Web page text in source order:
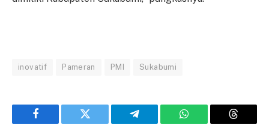
inovatif Pameran PMI Sukabumi
Facebook Twitter Telegram WhatsApp Threads